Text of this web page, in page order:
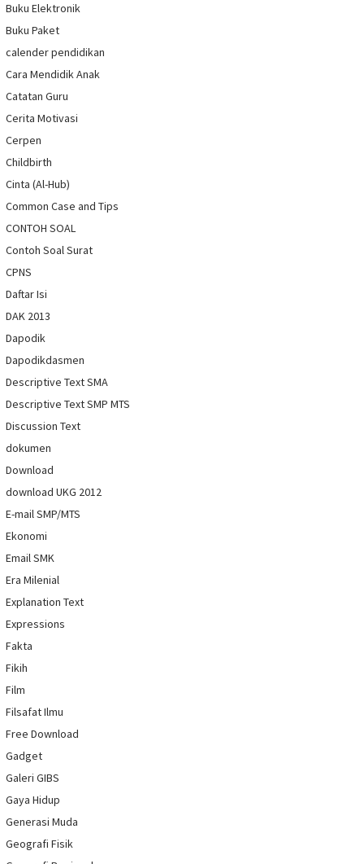
Buku Elektronik
Buku Paket
calender pendidikan
Cara Mendidik Anak
Catatan Guru
Cerita Motivasi
Cerpen
Childbirth
Cinta (Al-Hub)
Common Case and Tips
CONTOH SOAL
Contoh Soal Surat
CPNS
Daftar Isi
DAK 2013
Dapodik
Dapodikdasmen
Descriptive Text SMA
Descriptive Text SMP MTS
Discussion Text
dokumen
Download
download UKG 2012
E-mail SMP/MTS
Ekonomi
Email SMK
Era Milenial
Explanation Text
Expressions
Fakta
Fikih
Film
Filsafat Ilmu
Free Download
Gadget
Galeri GIBS
Gaya Hidup
Generasi Muda
Geografi Fisik